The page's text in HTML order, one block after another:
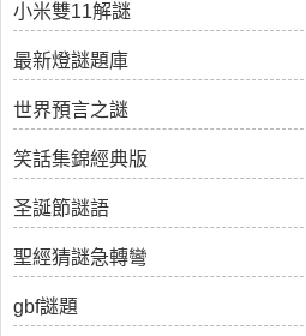
小米雙11解謎
最新燈謎題庫
世界預言之謎
笑話集錦經典版
圣誕節謎語
聖經猜謎急轉彎
gbf謎題